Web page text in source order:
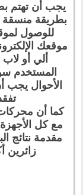
يجب أن تهتم
بطريقة منسقة
للوصول
موقعك
ألي أو
الأحوال يجب
كما أن
مع كل
مقدمة نتائج
زائرين